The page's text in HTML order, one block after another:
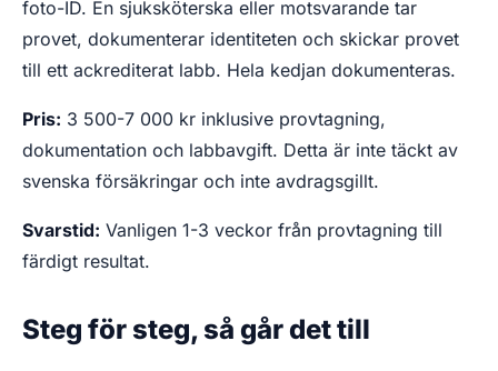
foto-ID. En sjuksköterska eller motsvarande tar
provet, dokumenterar identiteten och skickar provet
till ett ackrediterat labb. Hela kedjan dokumenteras.
Pris: 3 500-7 000 kr inklusive provtagning,
dokumentation och labbavgift. Detta är inte täckt av
svenska försäkringar och inte avdragsgillt.
Svarstid: Vanligen 1-3 veckor från provtagning till
färdigt resultat.
Steg för steg, så går det till